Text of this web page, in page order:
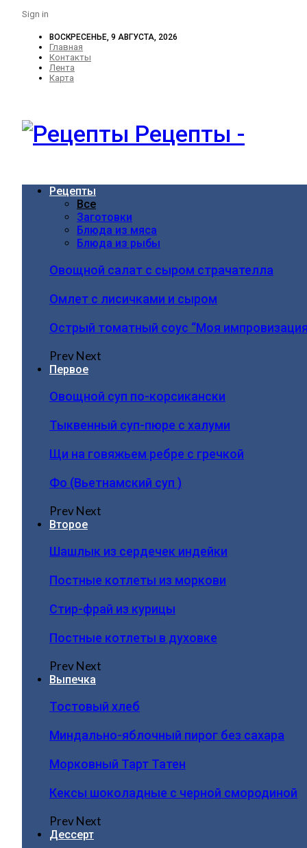
Sign in
ВОСКРЕСЕНЬЕ, 9 АВГУСТА, 2026
Главная
Контакты
Лента
Карта
Рецепты -
Рецепты
Все
Заготовки
Блюда из мяса
Блюда из рыбы
Овощной салат с сыром страчателла
Омлет с лисичками и сыром
Острый томатный соус “Моя
PrevNext
Первое
Овощной суп по-корсикански
Тыквенный суп-пюре с халуми
Щи на говяжьем ребре с гречкой
Фо (Вьетнамский суп )
PrevNext
Второе
Шашлык из сердечек индейки
Постные котлеты из моркови
Стир-фрай из курицы
Постные котлеты в духовке
PrevNext
Выпечка
Тостовый хлеб
Миндально-яблочный пирог без сахара
Морковный Тарт Татен
Кексы шоколадные с черной смородиной
PrevNext
Дессерт